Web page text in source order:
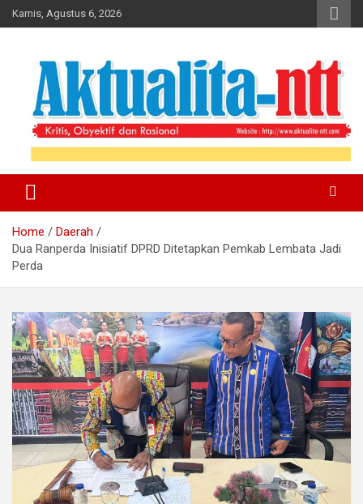
Skip
to
Kamis, Agustus 6, 2026
Aktualita-NTT
Home
Daerah
Dua Ranperda Inisiatif DPRD Ditetapkan Pemkab Lembata Jadi
Perda